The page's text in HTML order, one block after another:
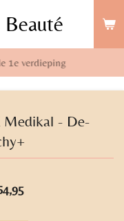
Beauté
1e verdieping
Medikal - De-